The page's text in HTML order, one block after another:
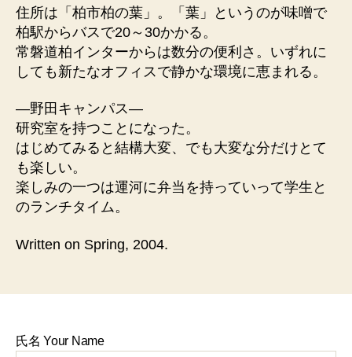
住所は「柏市柏の葉」。「葉」というのが味噌で
柏駅からバスで20～30かかる。
常磐道柏インターからは数分の便利さ。いずれに
しても新たなオフィスで静かな環境に恵まれる。
—野田キャンパス—
研究室を持つことになった。
はじめてみると結構大変、でも大変な分だけとて
も楽しい。
楽しみの一つは運河に弁当を持っていって学生と
のランチタイム。
Written on Spring, 2004.
氏名 Your Name